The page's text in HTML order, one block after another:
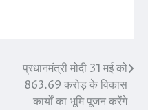
प्रधानमंत्री मोदी 31 मई को
863.69 करोड़ के विकास
कार्यों का भूमि पूजन करेंगे